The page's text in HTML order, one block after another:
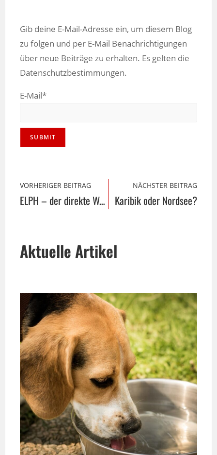
Gib deine E-Mail-Adresse ein, um diesem Blog
zu folgen und per E-Mail Benachrichtigungen
über neue Beiträge zu erhalten. Es gelten die
Datenschutzbestimmungen.
E-Mail*
VORHERIGER BEITRAG
ELPH – der direkte Weg zum Herzen
NÄCHSTER BEITRAG
Karibik oder Nordsee?
Aktuelle Artikel